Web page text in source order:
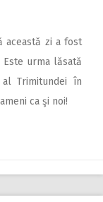
această zi a fost
urma lăsată
Trimitundei în
ca şi noi!